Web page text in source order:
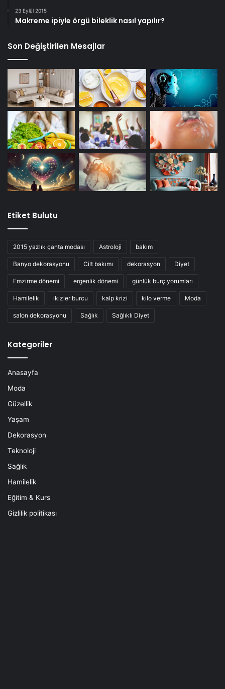
23 Eylül 2015
Makreme ipiyle örgü bileklik nasıl yapılır?
Son Değiştirilen Mesajlar
Etiket Bulutu
2015 yazlık çanta modası Astroloji bakım
Banyo dekorasyonu Cilt bakımı dekorasyon Diyet
Emzirme dönemi ergenlik dönemi günlük burç yorumları
Hamilelik ikizler burcu kalp krizi kilo verme Moda
salon dekorasyonu Sağlık Sağlıklı Diyet
Kategoriler
Anasayfa
Moda
Güzellik
Yaşam
Dekorasyon
Teknoloji
Sağlık
Hamilelik
Eğitim & Kurs
Gizlilik politikası